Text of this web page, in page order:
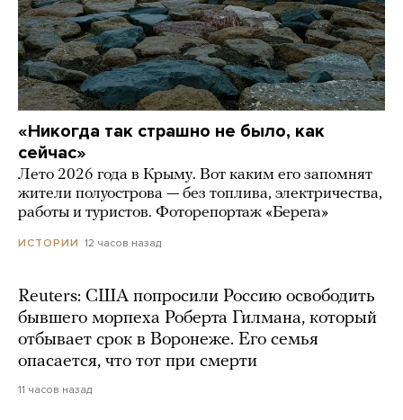
«Никогда так страшно не было, как
сейчас»
Лето 2026 года в Крыму. Вот каким его запомнят
жители полуострова — без топлива, электричества,
работы и туристов. Фоторепортаж «Берега»
ИСТОРИИ 12 часов назад
Reuters: США попросили Россию освободить
бывшего морпеха Роберта Гилмана, который
отбывает срок в Воронеже. Его семья
опасается, что тот при смерти
11 часов назад